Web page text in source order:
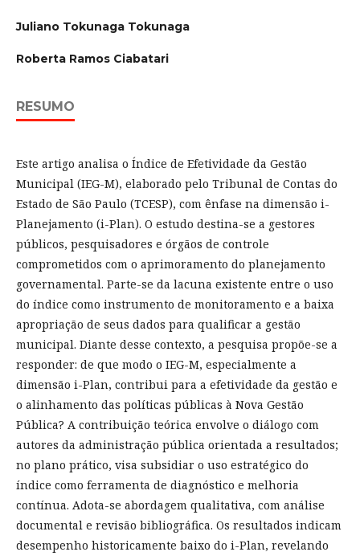
Juliano Tokunaga Tokunaga
Roberta Ramos Ciabatari
RESUMO
Este artigo analisa o Índice de Efetividade da Gestão
Municipal (IEG-M), elaborado pelo Tribunal de Contas do
Estado de São Paulo (TCESP), com ênfase na dimensão i-
Planejamento (i-Plan). O estudo destina-se a gestores
públicos, pesquisadores e órgãos de controle
comprometidos com o aprimoramento do planejamento
governamental. Parte-se da lacuna existente entre o uso
do índice como instrumento de monitoramento e a baixa
apropriação de seus dados para qualificar a gestão
municipal. Diante desse contexto, a pesquisa propõe-se a
responder: de que modo o IEG-M, especialmente a
dimensão i-Plan, contribui para a efetividade da gestão e
o alinhamento das políticas públicas à Nova Gestão
Pública? A contribuição teórica envolve o diálogo com
autores da administração pública orientada a resultados;
no plano prático, visa subsidiar o uso estratégico do
índice como ferramenta de diagnóstico e melhoria
contínua. Adota-se abordagem qualitativa, com análise
documental e revisão bibliográfica. Os resultados indicam
desempenho historicamente baixo do i-Plan, revelando